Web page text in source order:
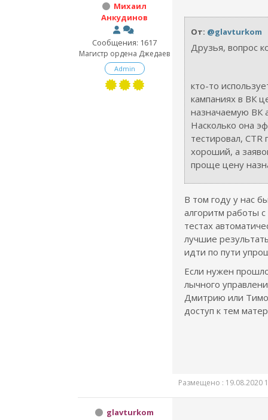
Михаил
Анкудинов
Сообщения: 1617
Магистр ордена Джедаев
Admin
От: @glavturkom
Друзья, вопрос
кто-то
кампаниях в ВК
назначаемую ВК
Насколько она
тестировал, CTR
хороший, а
проще цену
В том году у нас
алгоритм работы
тестах
лучшие
идти по пути
Если нужен
лычного
Дмитрию или
доступ к тем
Размещено : 19.08.2020
glavturkom